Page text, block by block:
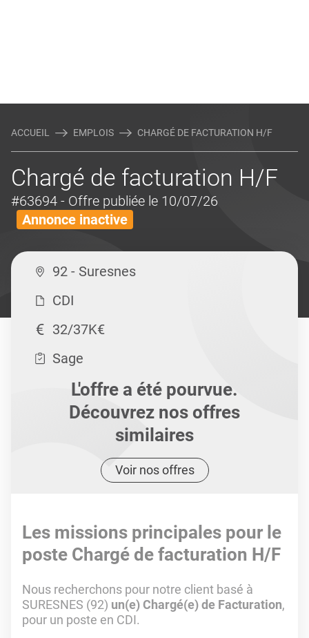
ACCUEIL EMPLOIS CHARGÉ DE FACTURATION H/F
Chargé de facturation H/F
#63694 - Offre publiée le 10/07/26
Annonce inactive
92 - Suresnes
CDI
32/37K€
Sage
L'offre a été pourvue.
Découvrez nos offres
similaires
Voir nos offres
Les missions principales pour le
poste Chargé de facturation H/F
Nous recherchons pour notre client basé à
SURESNES (92) un(e) Chargé(e) de Facturation,
pour un poste en CDI.